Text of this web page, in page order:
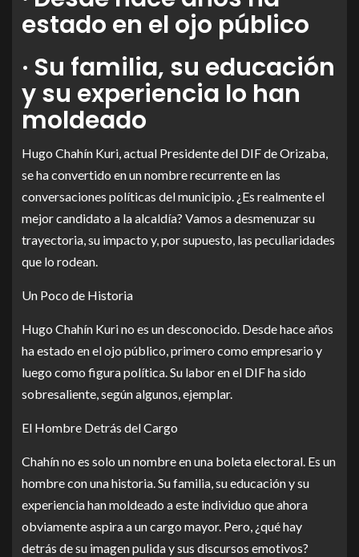
estado en el ojo público
· Su familia, su educación
y su experiencia lo han
moldeado
Hugo Chahín Kuri, actual Presidente del DIF de Orizaba,
se ha convertido en un nombre recurrente en las
conversaciones políticas del municipio. ¿Es realmente el
mejor candidato a la alcaldía? Vamos a desmenuzar su
trayectoria, su impacto y, por supuesto, las peculiaridades
que lo rodean.
Un Poco de Historia
Hugo Chahín Kuri no es un desconocido. Desde hace años
ha estado en el ojo público, primero como empresario y
luego como figura política. Su labor en el DIF ha sido
sobresaliente, según algunos, ejemplar.
El Hombre Detrás del Cargo
Chahín no es solo un nombre en una boleta electoral. Es un
hombre con una historia. Su familia, su educación y su
experiencia han moldeado a este individuo que ahora
obviamente aspira a un cargo mayor. Pero, ¿qué hay
detrás de su imagen pulida y sus discursos emotivos?